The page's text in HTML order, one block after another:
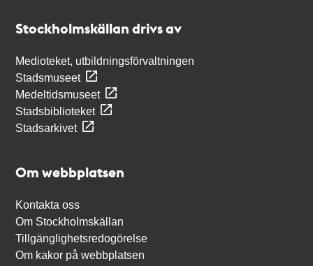
Stockholmskällan drivs av
Medioteket, utbildningsförvaltningen
Stadsmuseet
Medeltidsmuseet
Stadsbiblioteket
Stadsarkivet
Om webbplatsen
Kontakta oss
Om Stockholmskällan
Tillgänglighetsredogörelse
Om kakor på webbplatsen